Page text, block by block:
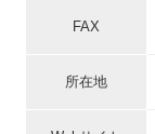
FAX
所在地